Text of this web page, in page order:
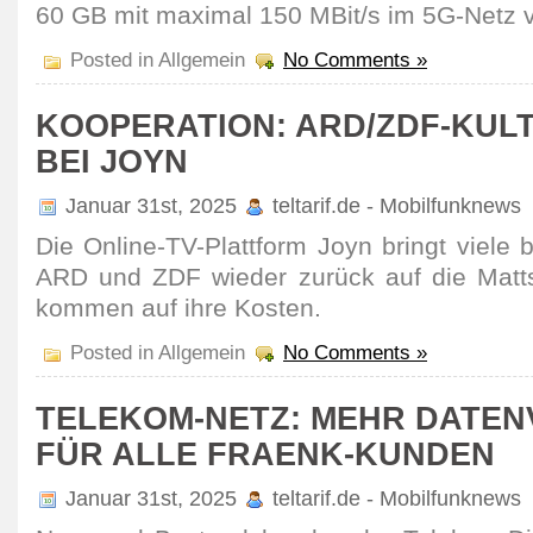
60 GB mit maximal 150 MBit/s im 5G-Netz
Posted in Allgemein No Comments »
KOOPERATION: ARD/ZDF-
BEI JOYN
Januar 31st, 2025 teltarif.de - Mobilfunknews
Die Online-TV-Platt­form Joyn bringt viele
ARD und ZDF wieder zurück auf die
kommen auf ihre Kosten.
Posted in Allgemein No Comments »
TELEKOM-NETZ: MEHR
FÜR ALLE FRAENK-KUNDEN
Januar 31st, 2025 teltarif.de - Mobilfunknews